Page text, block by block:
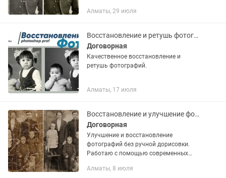
Улучшение качества и чёткости —
—...
Алматы, 29 июля
Восстановление и ретушь фотографий
Договорная
Качественное восстановление и
ретушь фотографий.
Алматы, 17 июля
Восстановление и улучшение фотографий (без фантазии и искажений)
Договорная
Улучшение и восстановление
фотографий без ручной дорисовки.
Работаю с помощью современных
поэтому сохраняется оригинальность
Алматы, 8 июля